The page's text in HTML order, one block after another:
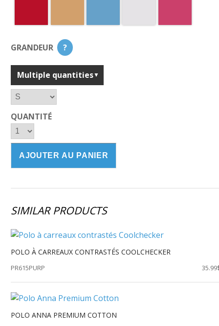
GRANDEUR ?
Multiple quantities
QUANTITÉ
SIMILAR PRODUCTS
POLO À CARREAUX CONTRASTÉS COOLCHECKER
PR615PURP
POLO ANNA PREMIUM COTTON